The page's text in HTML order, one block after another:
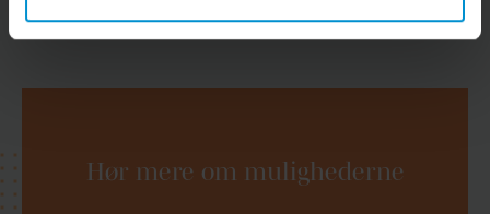
Hør mere om mulighederne